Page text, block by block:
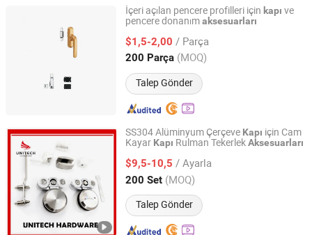
İçeri açılan pencere profilleri için kapı ve
pencere donanımaksesuarları
$1,5-2,00 / Parça
200 Parça (MOQ)
Talep Gönder
YAER HARDWARE GROUP CO., LTD
Zhejiang, China Fiyat 2026
SS304 Alüminyum Çerçeve Kapı için Cam
Kayar Kapı Rulman TekerlekAksesuarları
$9,5-10,5 / Ayarla
200 Set (MOQ)
Talep Gönder
Unitech Hardware Products Co., Limited
Guangdong, China Fiyat 2021